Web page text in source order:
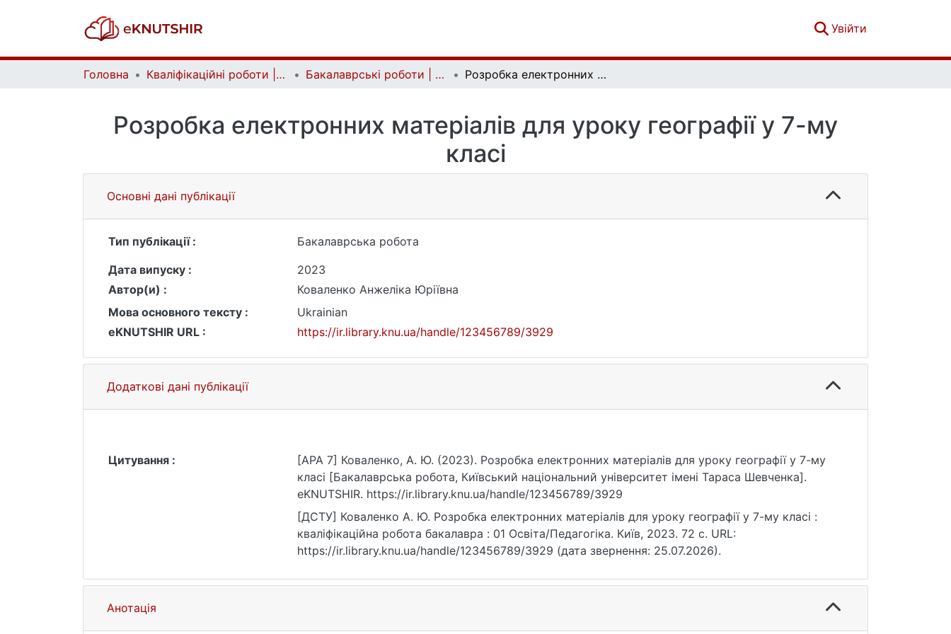
Увійти
Головна Кваліфікаційні роботи | Qualifying works Бакалаврські роботи | Bachelor theses Розробка електронних матеріалів для уроку географії у 7-му класі
Розробка електронних матеріалів для уроку географії у 7-му
класі
Основні дані публікації
Тип публікації :
Бакалаврська робота
Дата випуску :
2023
Автор(и) :
Коваленко Анжеліка Юріївна
Мова основного тексту :
Ukrainian
eKNUTSHIR URL :
https://ir.library.knu.ua/handle/123456789/3929
Додаткові дані публікації
Цитування :
[APA 7] Коваленко, А. Ю. (2023). Розробка електронних матеріалів для уроку географії у 7-му
класі [Бакалаврська робота, Київський національний університет імені Тараса Шевченка].
eKNUTSHIR. https://ir.library.knu.ua/handle/123456789/3929
[ДСТУ] Коваленко А. Ю. Розробка електронних матеріалів для уроку географії у 7-му класі :
кваліфікаційна робота бакалавра : 01 Освіта/Педагогіка. Київ, 2023. 72 с. URL:
https://ir.library.knu.ua/handle/123456789/3929 (дата звернення: 25.07.2026).
Анотація